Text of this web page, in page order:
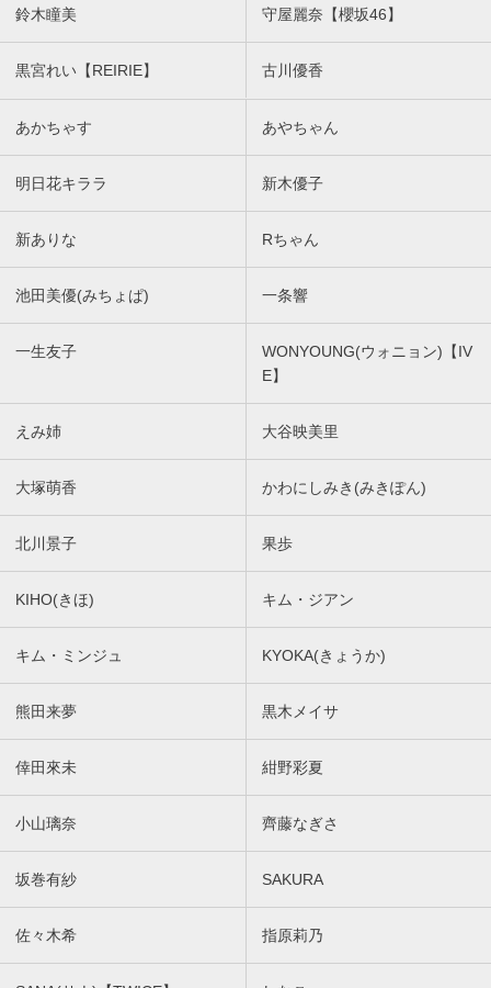
鈴木瞳美 守屋麗奈【櫻坂46】
黒宮れい【REIRIE】 古川優香
あかちゃす あやちゃん
明日花キララ 新木優子
新ありな Rちゃん
池田美優(みちょぱ) 一条響
一生友子
WONYOUNG(ウォニョン)【IV
E】
えみ姉 大谷映美里
大塚萌香 かわにしみき(みきぽん)
北川景子 果歩
KIHO(きほ) キム・ジアン
キム・ミンジュ KYOKA(きょうか)
熊田来夢 黒木メイサ
倖田來未 紺野彩夏
小山璃奈 齊藤なぎさ
坂巻有紗 SAKURA
佐々木希 指原莉乃